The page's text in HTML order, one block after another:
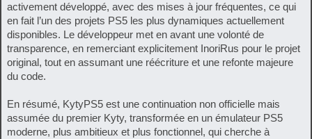
activement développé, avec des mises à jour fréquentes, ce qui
en fait l’un des projets PS5 les plus dynamiques actuellement
disponibles. Le développeur met en avant une volonté de
transparence, en remerciant explicitement InoriRus pour le projet
original, tout en assumant une réécriture et une refonte majeure
du code.
En résumé, KytyPS5 est une continuation non officielle mais
assumée du premier Kyty, transformée en un émulateur PS5
moderne, plus ambitieux et plus fonctionnel, qui cherche à